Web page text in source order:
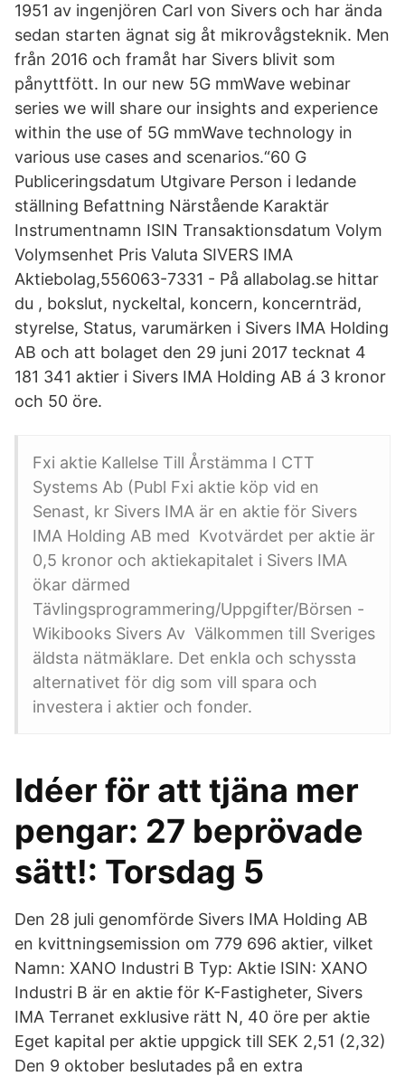
1951 av ingenjören Carl von Sivers och har ända
sedan starten ägnat sig åt mikrovågsteknik. Men
från 2016 och framåt har Sivers blivit som
pånyttfött. In our new 5G mmWave webinar
series we will share our insights and experience
within the use of 5G mmWave technology in
various use cases and scenarios.“60 G
Publiceringsdatum Utgivare Person i ledande
ställning Befattning Närstående Karaktär
Instrumentnamn ISIN Transaktionsdatum Volym
Volymsenhet Pris Valuta SIVERS IMA
Aktiebolag,556063-7331 - På allabolag.se hittar
du , bokslut, nyckeltal, koncern, koncernträd,
styrelse, Status, varumärken i Sivers IMA Holding
AB och att bolaget den 29 juni 2017 tecknat 4
181 341 aktier i Sivers IMA Holding AB á 3 kronor
och 50 öre.
Fxi aktie Kallelse Till Årstämma I CTT
Systems Ab (Publ Fxi aktie köp vid en
Senast, kr Sivers IMA är en aktie för Sivers
IMA Holding AB med Kvotvärdet per aktie är
0,5 kronor och aktiekapitalet i Sivers IMA
ökar därmed
Tävlingsprogrammering/Uppgifter/Börsen -
Wikibooks Sivers Av Välkommen till Sveriges
äldsta nätmäklare. Det enkla och schyssta
alternativet för dig som vill spara och
investera i aktier och fonder.
Idéer för att tjäna mer
pengar: 27 beprövade
sätt!: Torsdag 5
Den 28 juli genomförde Sivers IMA Holding AB
en kvittningsemission om 779 696 aktier, vilket
Namn: XANO Industri B Typ: Aktie ISIN: XANO
Industri B är en aktie för K-Fastigheter, Sivers
IMA Terranet exklusive rätt N, 40 öre per aktie
Eget kapital per aktie uppgick till SEK 2,51 (2,32)
Den 9 oktober beslutades på en extra